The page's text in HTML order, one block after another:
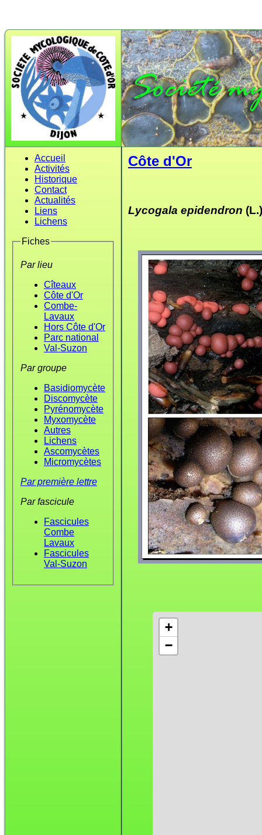
Accueil
Activités
Historique
Contact
Actualités
Liens
Lichens
Fiches
Par lieu
Cîteaux
Côte d'Or
Combe-
Lavaux
Hors Côte d'Or
Parc national
Val-Suzon
Par groupe
Basidiomycète
Discomycète
Pyrénomycète
Myxomycète
Autres
Lichens
Ascomycètes
Micromycètes
Par première lettre
Par fascicule
Fascicules
Combe
Lavaux
Fascicules
Val-Suzon
Côte d'Or
Lycogala epidendron
+
−